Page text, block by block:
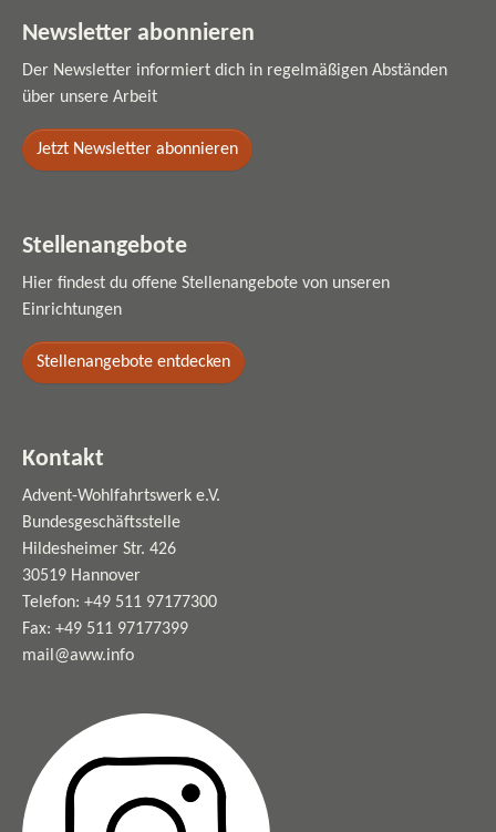
Newsletter abonnieren
Der Newsletter informiert dich in regelmäßigen Abständen
über unsere Arbeit
Jetzt Newsletter abonnieren
Stellenangebote
Hier findest du offene Stellenangebote von unseren
Einrichtungen
Stellenangebote entdecken
Kontakt
Advent-Wohlfahrtswerk e.V.
Bundesgeschäftsstelle
Hildesheimer Str. 426
30519 Hannover
Telefon: +49 511 97177300
Fax: +49 511 97177399
mail@aww.info